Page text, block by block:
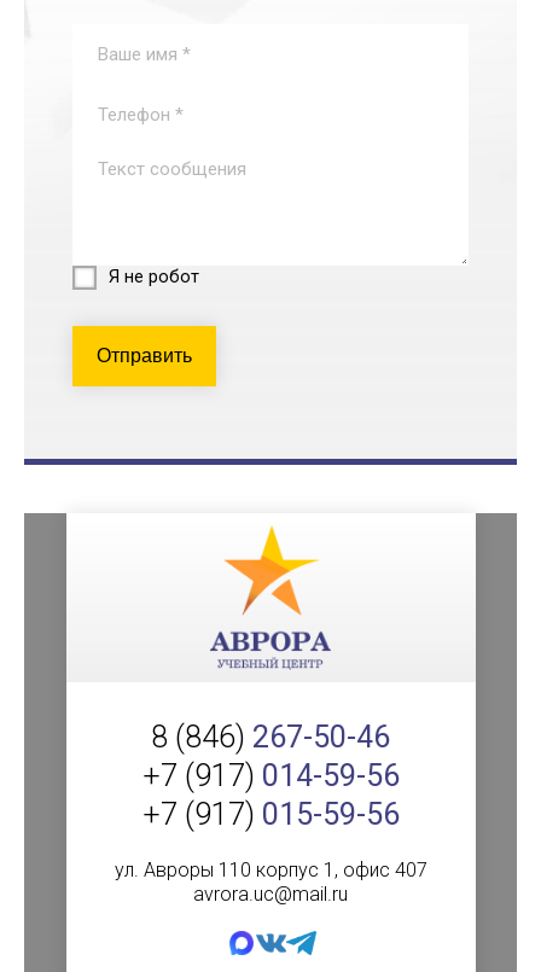
Я не робот
Отправить
8 (846) 267-50-46
+7 (917) 014-59-56
+7 (917) 015-59-56
ул. Авроры 110 корпус 1, офис 407
avrora.uc@mail.ru